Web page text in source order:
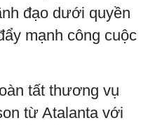
đạo dưới quyền
mạnh công cuộc
tất thương vụ
từ Atalanta với